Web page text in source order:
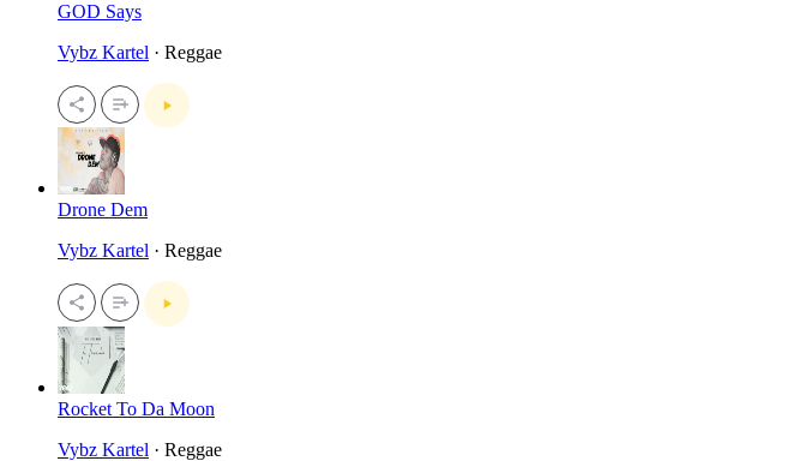
GOD Says
Vybz Kartel · Reggae
Drone Dem
Vybz Kartel · Reggae
Rocket To Da Moon
Vybz Kartel · Reggae